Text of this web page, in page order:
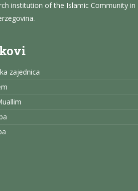
institution of the Islamic Community in
zajednica